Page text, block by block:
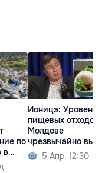
по
в
Ионицэ: Уровень
пищевых отходов
Молдове
чрезвычайно
5 Апр. 12:30